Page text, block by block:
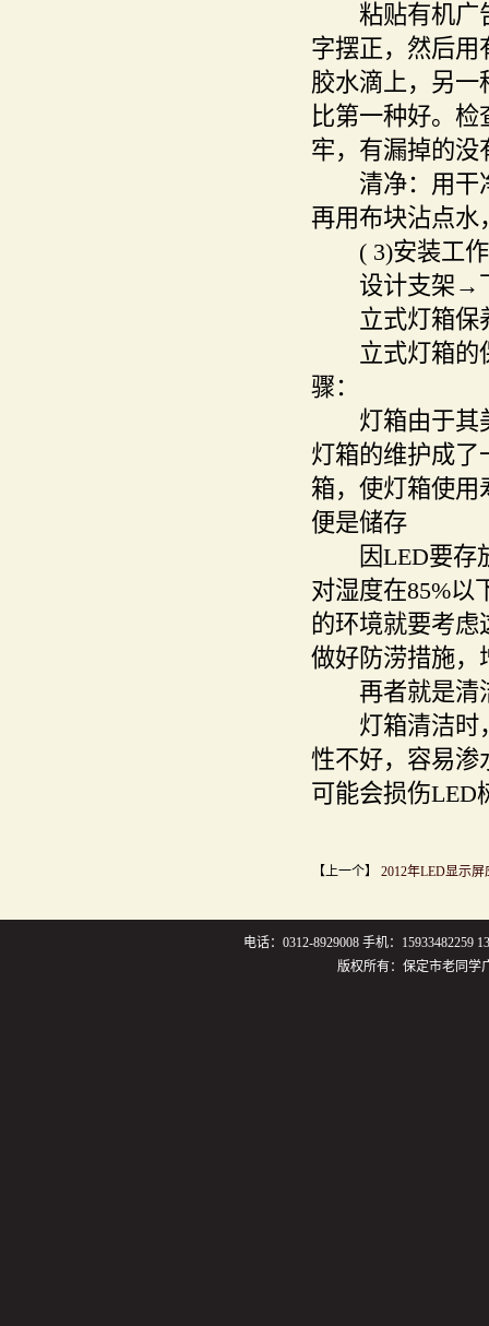
粘贴有机广告
字摆正，然后用
胶水滴上，另一
比第一种好。
牢，有漏掉的没
清净：用干净
再用布块沾点水
( 3)安装工作
设计支架→
立式灯箱保
立式灯箱的保
骤：
灯箱由于其美
灯箱的维护成了
箱，使灯箱使用
便是储存
因LED要存放
对湿度在85%以
的环境就要考
做好防涝措施，
再者就是清
灯箱清洁时，
性不好，容易渗
可能会损伤LED
【上一个】 2012年LED显示
电话：0312-8929008 手机：15933482259
版权所有：保定市老同学